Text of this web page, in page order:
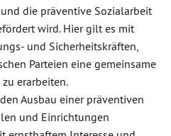
die präventive Sozialarbeit
wird. Hier gilt es mit
und Sicherheitskräften,
Parteien eine gemeinsame
erarbeiten.
Ausbau einer präventiven
und Einrichtungen